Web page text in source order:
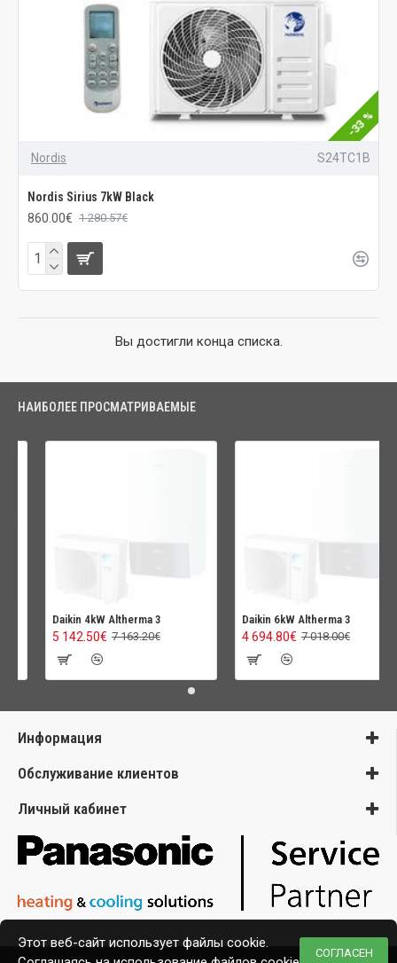
-33 %
Nordis S24TC1B
Nordis Sirius 7kW Black
860.00€ 1 280.57€
Вы достигли конца списка.
НАИБОЛЕЕ ПРОСМАТРИВАЕМЫЕ
Daikin 4kW Altherma 3
5 142.50€ 7 163.20€
Daikin 6kW Altherma 3
4 694.80€ 7 018.00€
Информация
Обслуживание клиентов
Личный кабинет
СОГЛАСЕН
Этот веб-сайт использует файлы cookie.